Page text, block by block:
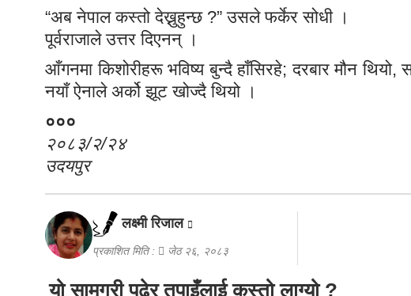
“अब नेपाल कस्तो देख्नुहुन्छ ?” उसले फर्केर सोधी ।
पूर्वराजाले उत्तर दिएनन् ।
आँगनमा किशोरीहरू भविष्य बुन्दै हाँसिरहे; दरबार मौन
नयाँ ऐनाले अर्को झूट खोज्दै थियो ।
०००
२०८३/२/२४
उदयपुर
लक्ष्मी रिजाल
प्रकाशित मिति : जेठ २६, २०८३
यो सामग्री पढेर तपाइँलाई कस्तो लाग्यो ?